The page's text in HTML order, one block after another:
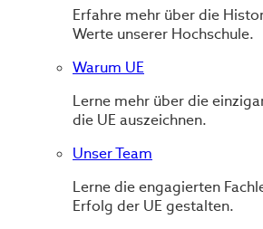
Erfahre mehr über die
Werte unserer Hochschule.
Warum UE
Lerne mehr über die
die UE auszeichnen.
Unser Team
Lerne die engagierten
Erfolg der UE gestalten.